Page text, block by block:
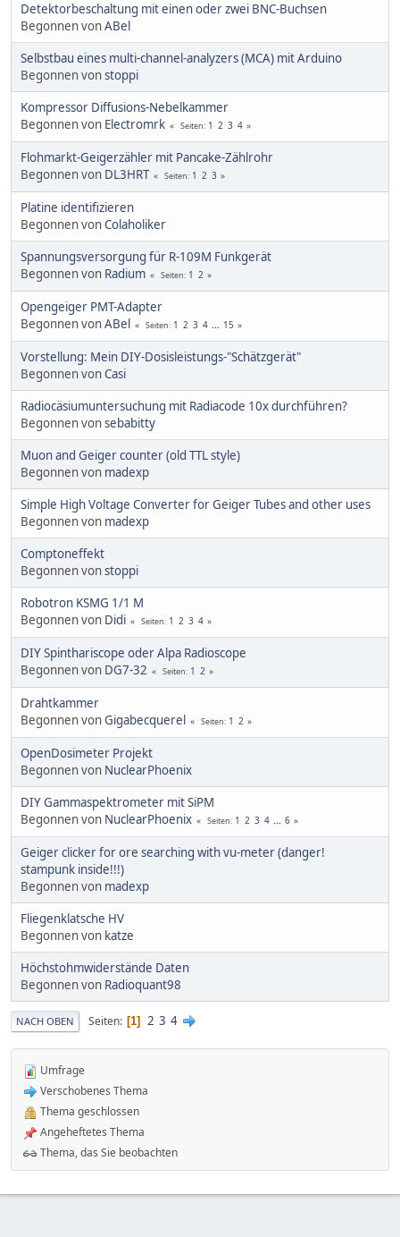
Detektorbeschaltung mit einen oder zwei BNC-Buchsen
Begonnen vonABel
Selbstbau eines multi-channel-analyzers (MCA) mit Arduino
Begonnen vonstoppi
Kompressor Diffusions-Nebelkammer
Begonnen von Electromrk Seiten 1 2 3 4
Flohmarkt-Geigerzähler mit Pancake-Zählrohr
Begonnen von DL3HRT Seiten 1 2 3
Platine identifizieren
Begonnen vonColaholiker
Spannungsversorgung für R-109M Funkgerät
Begonnen von Radium Seiten 1 2
Opengeiger PMT-Adapter
Begonnen vonABel Seiten 1 2 3 4 ... 15
Vorstellung: Mein DIY-Dosisleistungs-"Schätzgerät"
Begonnen vonCasi
Radiocäsiumuntersuchung mit Radiacode 10x durchführen?
Begonnen vonsebabitty
Muon and Geiger counter (old TTL style)
Begonnen von madexp
Simple High Voltage Converter for Geiger Tubes and other uses
Begonnen von madexp
Comptoneffekt
Begonnen vonstoppi
Robotron KSMG 1/1 M
Begonnen von Didi Seiten 1 2 3 4
DIY Spinthariscope oder Alpa Radioscope
Begonnen von DG7-32 Seiten 1 2
Drahtkammer
Begonnen vonGigabecquerel Seiten 1 2
OpenDosimeter Projekt
Begonnen von NuclearPhoenix
DIY Gammaspektrometer mit SiPM
Begonnen von NuclearPhoenix Seiten 1 2 3 4 ... 6
Geiger clicker for ore searching with vu-meter (danger!
stampunk inside!!!)
Begonnen von madexp
Fliegenklatsche HV
Begonnen von katze
Höchstohmwiderstände Daten
Begonnen von Radioquant98
NACH OBEN Seiten 1 2 3 4
Umfrage
Verschobenes Thema
Thema geschlossen
Angeheftetes Thema
Thema, das Sie beobachten